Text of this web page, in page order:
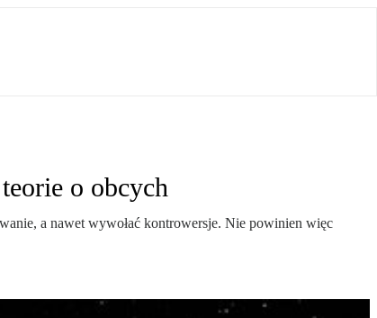
o obcych
a nawet wywołać kontrowersje. Nie powinien więc